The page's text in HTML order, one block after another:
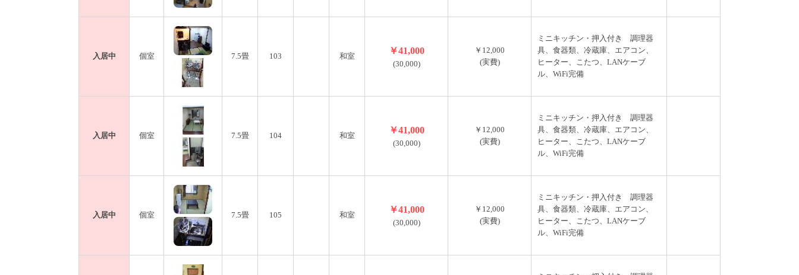
入居中 個室 7.5畳 103 和室
￥41,000
(30,000)
￥12,000
(実費)
ミニキッチン・押入付き 調理器
具、食器類、冷蔵庫、エアコン、
ヒーター、こたつ、LANケーブ
ル、WiFi完備
入居中 個室 7.5畳 104 和室
￥41,000
(30,000)
￥12,000
(実費)
ミニキッチン・押入付き 調理器
具、食器類、冷蔵庫、エアコン、
ヒーター、こたつ、LANケーブ
ル、WiFi完備
入居中 個室 7.5畳 105 和室
￥41,000
(30,000)
￥12,000
(実費)
ミニキッチン・押入付き 調理器
具、食器類、冷蔵庫、エアコン、
ヒーター、こたつ、LANケーブ
ル、WiFi完備